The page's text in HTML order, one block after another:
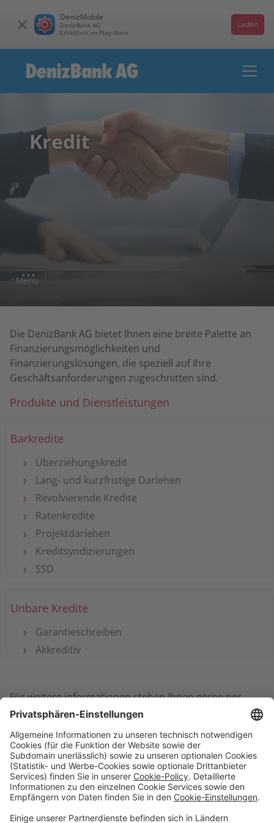
DenizMobile
DenizBank AG
Erhältlich im Play Store
Laden
Kredit
Menu
Die DenizBank AG bietet Ihnen eine breite Palette an
Finanzierungsmöglichkeiten und
Finanzierungslösungen, die speziell auf Ihre
Geschäftsanforderungen zugeschnitten sind.
Produkte und Dienstleistungen
Barkredite
Überziehungskredit
Lang- und kurzfristige Darlehen
Revolvierende Kredite
Ratenkredite
Projektdarlehen
Kreditsyndizierungen
SSD
Unbare Kredite
Garantieschreiben
Akkreditiv
Für weitere informationen stehen Ihnen gerne per
E-Mail
zur Verfügung. Wir freuen uns auf Ihre
Kontaktaufnahme.
Digitale ServicesPrivatkundenFirmenkundenPriority Banking